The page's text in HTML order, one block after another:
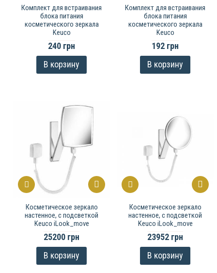
Комплект для встраивания
блока питания
косметического зеркала
Keuco
240 грн
В корзину
Комплект для встраивания
блока питания
косметического зеркала
Keuco
192 грн
В корзину
Косметическое зеркало
настенное, c подсветкой
Keuco iLook_move
25200 грн
В корзину
Косметическое зеркало
настенное, c подсветкой
Keuco iLook_move
23952 грн
В корзину